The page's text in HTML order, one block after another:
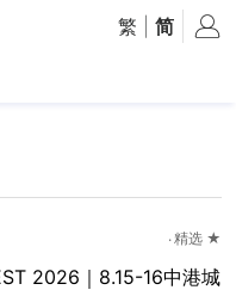
繁 简
精选 ★
2026｜8.15-16中港城